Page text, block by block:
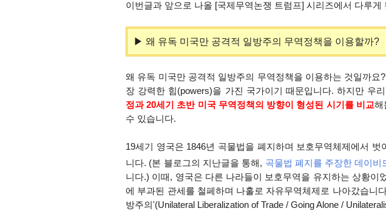
이번글과 앞으로 나올 [국제무역논쟁 트럼프] 시리즈에서 다루
▶ 왜 유독 미국만 공격적 일방주의 무역정책을 이용할까?
왜 유독 미국만 공격적 일방주의 무역정책을 이용하는 것일까요
장 강력한 힘(powers)을 가진 국가이기 때문입니다.하지만 우
정과20세기 초반 미국 무역정책의 방향이 형성된 시기를 비교해
수 있습니다.
19세기 영국은 1846년 곡물법을 폐지하며 보호무역체제에서
니다. (본 블로그의 지난글을 통해, 곡물법 폐지를 주장한 데이비
니다.) 이때, 영국은 다른 나라들이 보호무역을 유지하는 상황이
에 부과된 관세를 철페하며 나홀로 자유무역체제로 나아갔습니
방주의'(Unilateral Liberalization of Trade / Going Alone /